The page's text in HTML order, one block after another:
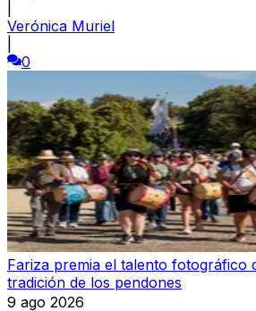
Verónica Muriel
0
Fariza premia el talento fotográfico
tradición de los pendones
9 ago 2026